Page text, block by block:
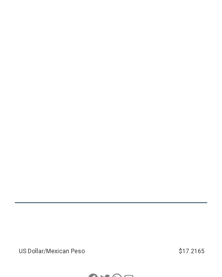
US Dollar/Mexican Peso $17.2165